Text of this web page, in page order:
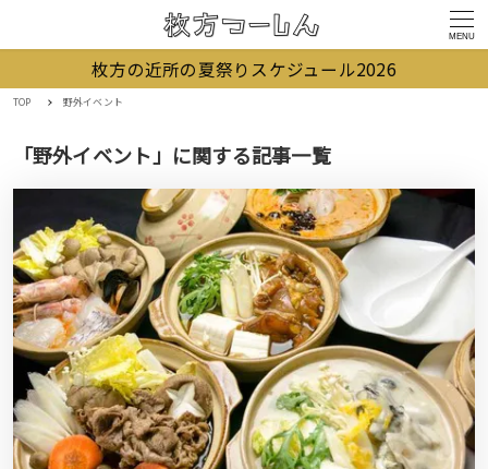
MENU
枚方の近所の夏祭りスケジュール2026
TOP 野外イベント
「野外イベント」に関する記事一覧